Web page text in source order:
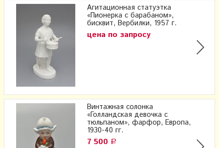
Агитационная статуэтка
«Пионерка с барабаном»,
бисквит, Вербилки, 1957 г.
цена по запросу
Винтажная солонка
«Голландская девочка с
тюльпаном», фарфор, Европа,
1930-40 гг.
7 500 Р